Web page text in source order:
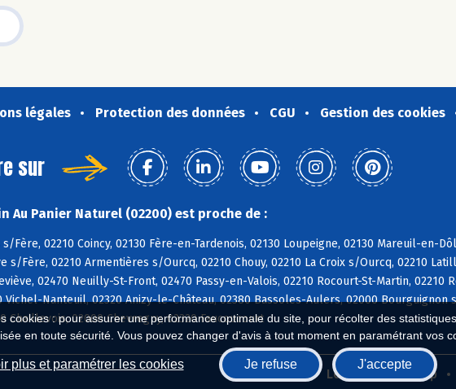
cookies : pour assurer une performance optimale du site, pour récolter des
en toute sécurité. Vous pouvez changer d'avis à tout moment en paramétrant vos
plus et paramétrer les cookies Je refuse J'accepte
légales Protection des données CGU Gestion des cookies
sur
Au Panier Naturel (02200) est proche de :
Fère, 02210 Coincy, 02130 Fère-en-Tardenois, 02130 Loupeigne, 02130 Mareuil-en-
s/Fère, 02210 Armentières s/Ourcq, 02210 Chouy, 02210 La Croix s/Ourcq, 02210
02470 Neuilly-St-Front, 02470 Passy-en-Valois, 02210 Rocourt-St-Martin,
Vichel-Nanteuil, 02320 Anizy-le-Château, 02380 Bassoles-Aulers, 02000
Chaillevois, 02000 Chevregny, 02320 Faucoucourt
Biocoop.fr Le réseau Biocoop